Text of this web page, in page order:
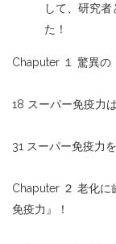
して、研究
た！
Chaputer １ 驚異の
18 スーパー免疫力
31 スーパー免疫力
Chaputer ２ 老化に
免疫力』！